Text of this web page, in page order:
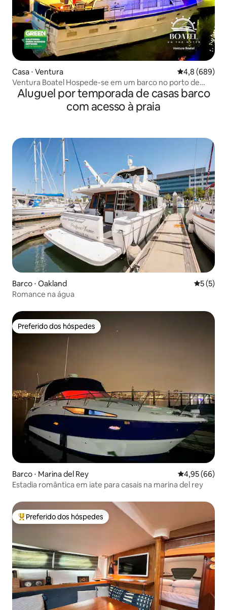
Casa ⋅ Ventura 4,8 de uma
4,8 (689)
Ventura Boatel Hospede-se em um barco no porto de
Ventura!
Aluguel por temporada de casas barco
com acesso à praia
Barco ⋅ Oakland 5 de
5 (5)
Romance na água
Preferido dos hóspedes
Preferido dos hóspedes
Barco ⋅ Marina del Rey 4,95 de uma
4,95 (66)
Estadia romântica em iate para casais na marina del rey
Entre os melhores preferidos dos hóspedes
Preferido dos hóspedes